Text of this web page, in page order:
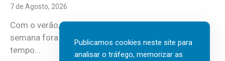
7 de Agosto, 2026
Com o verão, chegam também as férias, os fins-de-
semana fora e os dias em que a casa fica mais
tempo...
Publicamos cookies neste site para
analisar o tráfego, memorizar as